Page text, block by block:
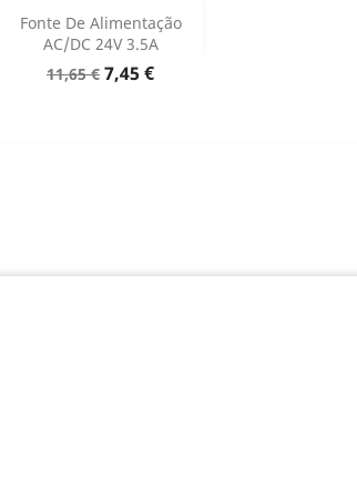
Fonte De Alimentação
AC/DC 24V 3.5A
Preço
11,65 € Preço
7,45 €
Adicionar 
Dados do produto